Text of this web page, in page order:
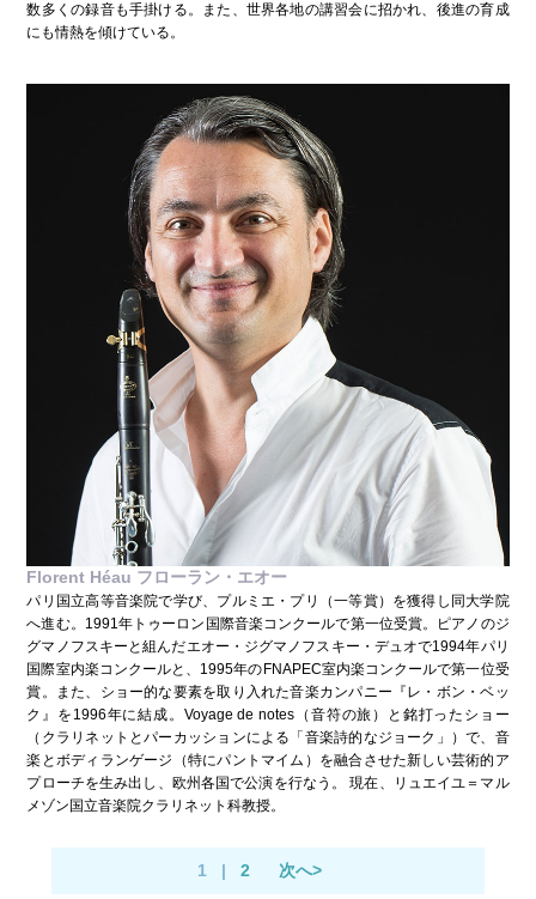
数多くの録音も手掛ける。また、世界各地の講習会に招かれ、後進の育成
にも情熱を傾けている。
Florent Héau フローラン・エオー
パリ国立高等音楽院で学び、プルミエ・プリ（一等賞）を獲得し同大学院
へ進む。1991年トゥーロン国際音楽コンクールで第一位受賞。ピアノのジ
グマノフスキーと組んだエオー・ジグマノフスキー・デュオで1994年パリ
国際室内楽コンクールと、1995年のFNAPEC室内楽コンクールで第一位受
賞。また、ショー的な要素を取り入れた音楽カンパニー『レ・ボン・ベッ
ク』を1996年に結成。Voyage de notes（音符の旅）と銘打ったショー
（クラリネットとパーカッションによる「音楽詩的なジョーク」）で、音
楽とボディランゲージ（特にパントマイム）を融合させた新しい芸術的ア
プローチを生み出し、欧州各国で公演を行なう。 現在、リュエイユ＝マル
メゾン国立音楽院クラリネット科教授。
1| 2 次へ>